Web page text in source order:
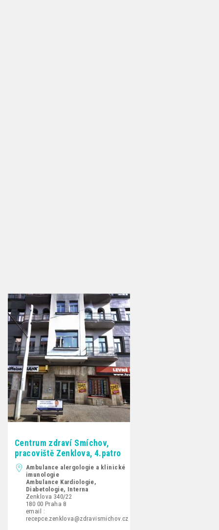
Centrum zdraví Smíchov,
pracoviště Zenklova, 4.patro
Ambulance alergologie a klinické
imunologie
Ambulance Kardiologie,
Diabetologie, Interna
Zenklova 340/22
180 00 Praha 8
email :
recepce.zenklova@zdravismichov.cz